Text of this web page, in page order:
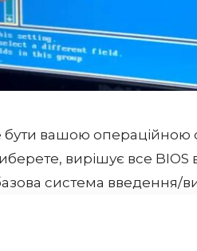
вашою операційною
вирішує все
система введення/